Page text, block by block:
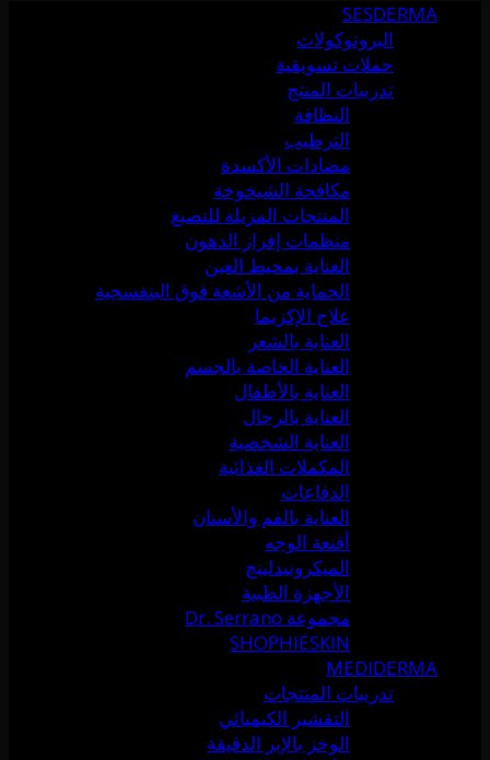
SESDERMA
البروتوكولات
حملات تسويقية
تدريبات المنتج
النظافة
الترطيب
مضادات الأكسدة
مكافحة الشيخوخة
المنتجات المزيلة للتصبغ
منظمات إفراز الدهون
العناية بمحيط العين
الحماية من الأشعة فوق البنفسجية
علاج الإكزيما
العناية بالشعر
العناية الخاصة بالجسم
العناية بالأطفال
العناية بالرجال
العناية الشخصية
المكملات الغذائية
الدفاعات
العناية بالفم والأسنان
أقنعة الوجه
الميكرونيدلينج
الأجهزة الطبية
مجموعة Dr. Serrano
SHOPHIESKIN
MEDIDERMA
تدريبات المنتجات
التقشير الكيميائي
الوخز بالإبر الدقيقة